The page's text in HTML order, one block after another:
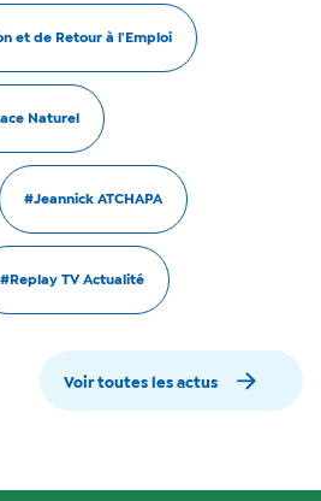
et de Retour à l'Emploi
Naturel
#Jeannick ATCHAPA
#Replay TV Actualité
Voir toutes les actus